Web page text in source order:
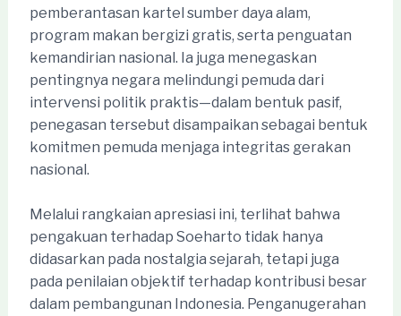
pemberantasan kartel sumber daya alam,
program makan bergizi gratis, serta penguatan
kemandirian nasional. Ia juga menegaskan
pentingnya negara melindungi pemuda dari
intervensi politik praktis—dalam bentuk pasif,
penegasan tersebut disampaikan sebagai bentuk
komitmen pemuda menjaga integritas gerakan
nasional.
Melalui rangkaian apresiasi ini, terlihat bahwa
pengakuan terhadap Soeharto tidak hanya
didasarkan pada nostalgia sejarah, tetapi juga
pada penilaian objektif terhadap kontribusi besar
dalam pembangunan Indonesia. Penganugerahan